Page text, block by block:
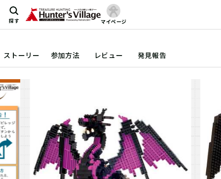
探す マイページ
ストーリー 参加方法 レビュー 発見報告